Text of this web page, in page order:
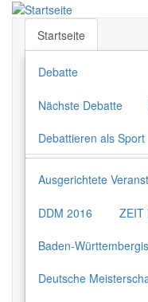
Direkt
Startseite
Debatte
Nächste Debatte
Debattieren als Sport
Ausgerichtete
DDM 2016 ZEIT
Baden-
Deutsche